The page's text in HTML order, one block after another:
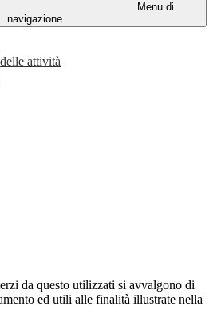
Menu di
navigazione
attività
da questo utilizzati si avvalgono di
ed utili alle finalità illustrate nella